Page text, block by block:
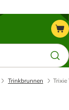
Trinkbrunnen